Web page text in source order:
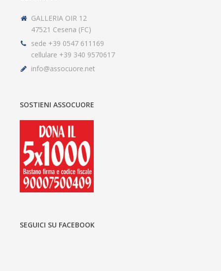
GALLERIA OIR 12
47521 Cesena (FC)
sede +39 0547 611169
cellulare +39 340 9570617
info@assocuore.net
SOSTIENI ASSOCUORE
SEGUICI SU FACEBOOK